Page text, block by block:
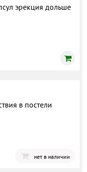
эрекция дольше
в постели
нет в наличии